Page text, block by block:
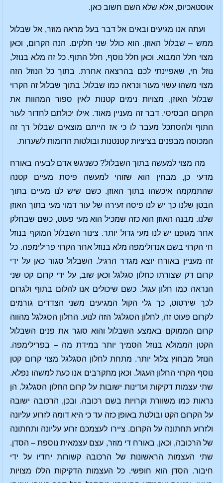
אוסטאכיוס, אלא שלא השם חשוב כאן.
ועתה אנו מגיעים ובאים אל דבר בעל מראה מוזר, אל שבלול
ממש – שבלול האוזן. הוא כולל שני חלקים. הנה הקרום, וכאן
מצוי חלל המבוא. וכאן חלל נוסף, חלל התוף. כל זה מלא בנוזל,
נוזל חי, שאפיינתי לכם בהרצאה אחרת. בתוך כל הנוזל הזה
מצוי משהו עשוי מעור ונראה כמו שבלול. בתוך שבלול זה הקרוי
שבלול האוזן, מצויות נימים קטנות לאין ספור המהוות את
הקרום הבסיסי. דבר זה מעניין מאוד. אילו יכולתם לחדור לעור
התוף ולהסתכל מעבר לו כי אז הייתם מוצאים שבלול רך זה
המכוסה מבפנים בציציות קטנטנות ובולטות הדומות לשערות.
מה מצוי למעשה בתוך השבלול? כשניגש אדם לבעיה באורח
מדעי כן, מבחין הוא שזוהי למעשה פיסת מעיים קטנה
שהתמקמה איכשהו בתוך האוזן. כשם שיש לנו מעיים בתוך
הבטן שלנו כך יש לנו פיסה זעירה של עור דמוי מעי בתוך האוזן
שלנו. מבנה האוזן הוא כזה שמכיל הוא מעי פעוט, כשם שבחלק
אחר מגופנו יש לנו מעי גדול יותר. צינור השבלול המוקף בנוזל
חי הקרוי בשם אנדולימפה מלא בנוזל אחר הקרוי פרילימפה. כל
זה מעניין באורח יוצא מגדר הרגיל. השבלול סגור כאן על ידי
קרום דק שצורתו כחלון סגלגל וכאן שוב, על ידי קרום קט שני
הנראה כמו חלון עגול. כשם שיכולים אנו להלום בתוף ולגרום
לכך שירטוט, כך גלי הקול המגיעים משני הצדדים גורמים
לקרום פעוט זה, לחלון הסגלגל הזה לנוע. החלון הסגלגל מהווה
קרום הממוקם באמצע השבלול והוא סוגר את פנים השבלול
הקטן הממולא בנוזל הסמיך יותר במידת מה – בפרילימפה.
הנוזל מבחוץ צלול יותר. מתחת לחלון הסגלגל מצוי קרום קטן
נוסף הקרוי החלון העגול. וכאן מתקרבים אנו כעת למשהו נפלא.
שתי עצמות דקיקות ועדינות ישובות על קרום החלון הסגלגל. הן
נראות כמו משוורת וקרויות בשם רכובה. ובכן, הרכובה ישובה
על הקרום הקט ובולטת באופן כזה עד כי היא דומה לזרוע עליונה
ולזרוע תחתונה על הקרום. ציירו לעצמכם זרוע עליונה ותחתונה
של הרכובה, וכאן, באורח די מוזר, עצם עצמאית נוספת – הסדן.
שתי העצמות הראשונות של הרכובה קשורות יחדיו על ידי
חיבור. הסדן הוא חופשי. כל העצמות הדקיקות הללו מצויות